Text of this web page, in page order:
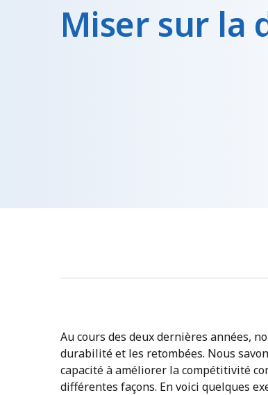
Miser sur la
Au cours des deux dernières années,
durabilité et les retombées. Nous
capacité à améliorer la compétitivité
différentes façons. En voici quelques